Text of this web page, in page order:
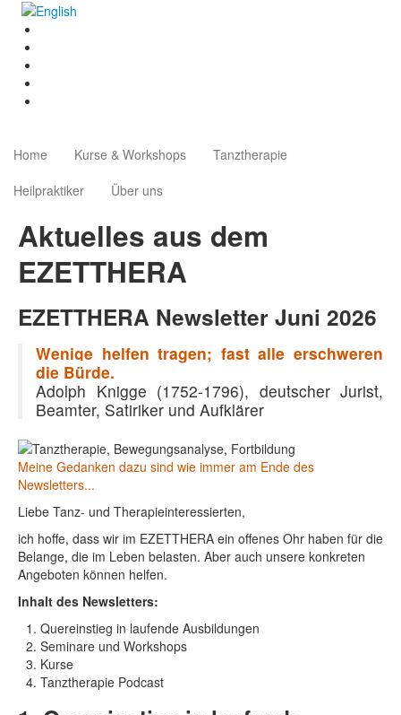
Home Kurse & Workshops
Tanztherapie
Heilpraktiker
Über uns
Aktuelles aus dem
EZETTHERA
EZETTHERA Newsletter Juni 2026
Wenige helfen tragen; fast alle erschweren
die Bürde.
Adolph Knigge (1752-1796), deutscher Jurist,
Beamter, Satiriker und Aufklärer
Meine Gedanken dazu sind wie immer am Ende des
Newsletters...
Liebe Tanz- und Therapieinteressierten,
ich hoffe, dass wir im EZETTHERA ein offenes Ohr haben für die
Belange, die im Leben belasten. Aber auch unsere konkreten
Angeboten können helfen.
Inhalt des Newsletters:
Quereinstieg in laufende Ausbildungen
Seminare und Workshops
Kurse
Tanztherapie Podcast